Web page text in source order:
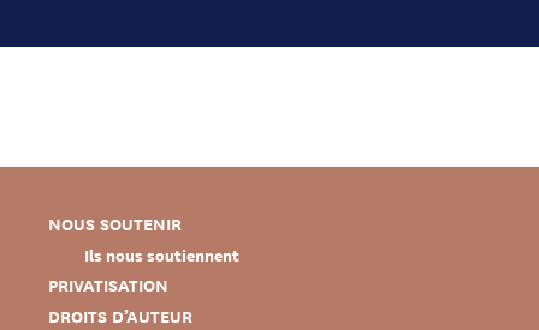
NOUS SOUTENIR
Ils nous soutiennent
PRIVATISATION
DROITS D’AUTEUR